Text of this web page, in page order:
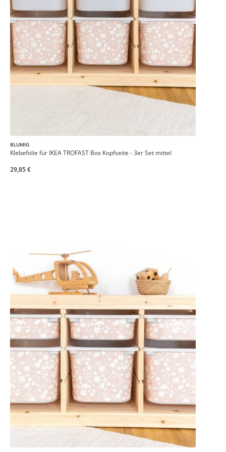
BLUMIG
Klebefolie für IKEA TROFAST Box Kopfseite - 3er Set mittel
29,85 €